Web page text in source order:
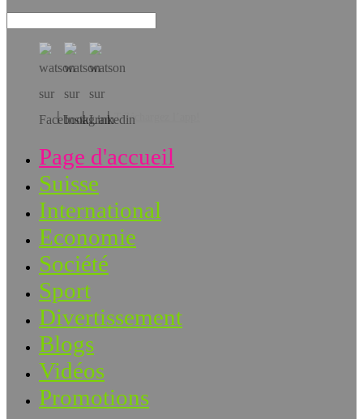
Téléchargez l’app!
Page d'accueil
Suisse
International
Economie
Société
Sport
Divertissement
Blogs
Vidéos
Promotions